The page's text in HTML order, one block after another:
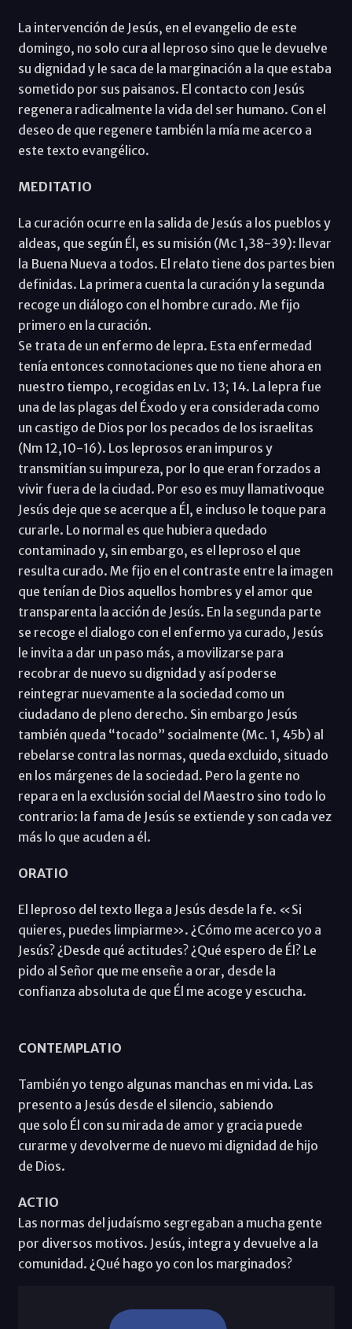
La intervención de Jesús, en el evangelio de este
domingo, no solo cura al leproso sino que le devuelve
su dignidad y le saca de la marginación a la que estaba
sometido por sus paisanos. El contacto con Jesús
regenera radicalmente la vida del ser humano. Con el
deseo de que regenere también la mía me acerco a
este texto evangélico.
MEDITATIO
La curación ocurre en la salida de Jesús a los pueblos y
aldeas, que según Él, es su misión (Mc 1,38-39): llevar
la Buena Nueva a todos. El relato tiene dos partes bien
definidas. La primera cuenta la curación y la segunda
recoge un diálogo con el hombre curado. Me fijo
primero en la curación.
Se trata de un enfermo de lepra. Esta enfermedad
tenía entonces connotaciones que no tiene ahora en
nuestro tiempo, recogidas en Lv. 13; 14. La lepra fue
una de las plagas del Éxodo y era considerada como
un castigo de Dios por los pecados de los israelitas
(Nm 12,10-16). Los leprosos eran impuros y
transmitían su impureza, por lo que eran forzados a
vivir fuera de la ciudad. Por eso es muy llamativoque
Jesús deje que se acerque a Él, e incluso le toque para
curarle. Lo normal es que hubiera quedado
contaminado y, sin embargo, es el leproso el que
resulta curado. Me fijo en el contraste entre la imagen
que tenían de Dios aquellos hombres y el amor que
transparenta la acción de Jesús. En la segunda parte
se recoge el dialogo con el enfermo ya curado, Jesús
le invita a dar un paso más, a movilizarse para
recobrar de nuevo su dignidad y así poderse
reintegrar nuevamente a la sociedad como un
ciudadano de pleno derecho. Sin embargo Jesús
también queda “tocado” socialmente (Mc. 1, 45b) al
rebelarse contra las normas, queda excluido, situado
en los márgenes de la sociedad. Pero la gente no
repara en la exclusión social del Maestro sino todo lo
contrario: la fama de Jesús se extiende y son cada vez
más lo que acuden a él.
ORATIO
El leproso del texto llega a Jesús desde la fe. «Si
quieres, puedes limpiarme». ¿Cómo me acerco yo a
Jesús? ¿Desde qué actitudes? ¿Qué espero de Él? Le
pido al Señor que me enseñe a orar, desde la
confianza absoluta de que Él me acoge y escucha.
CONTEMPLATIO
También yo tengo algunas manchas en mi vida. Las
presento a Jesús desde el silencio, sabiendo
que solo Él con su mirada de amor y gracia puede
curarme y devolverme de nuevo mi dignidad de hijo
de Dios.
ACTIO
Las normas del judaísmo segregaban a mucha gente
por diversos motivos. Jesús, integra y devuelve a la
comunidad. ¿Qué hago yo con los marginados?